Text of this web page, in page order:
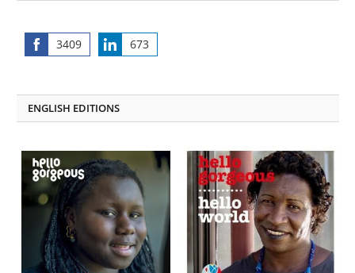
3409
Share
673
Share
ENGLISH EDITIONS